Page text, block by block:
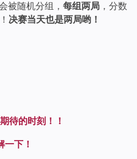
被随机分组， 每组两局 ，分数
决赛当天也是两局哟！
待的时刻！！
一下！